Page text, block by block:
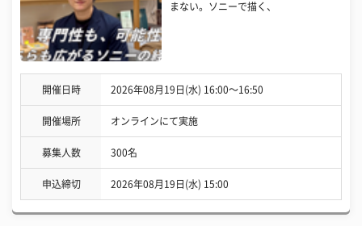
まない。ソニーで描く、
開催日時 2026年08月19日(水) 16:00〜16:50
開催場所 オンラインにて実施
募集人数 300名
申込締切 2026年08月19日(水) 15:00